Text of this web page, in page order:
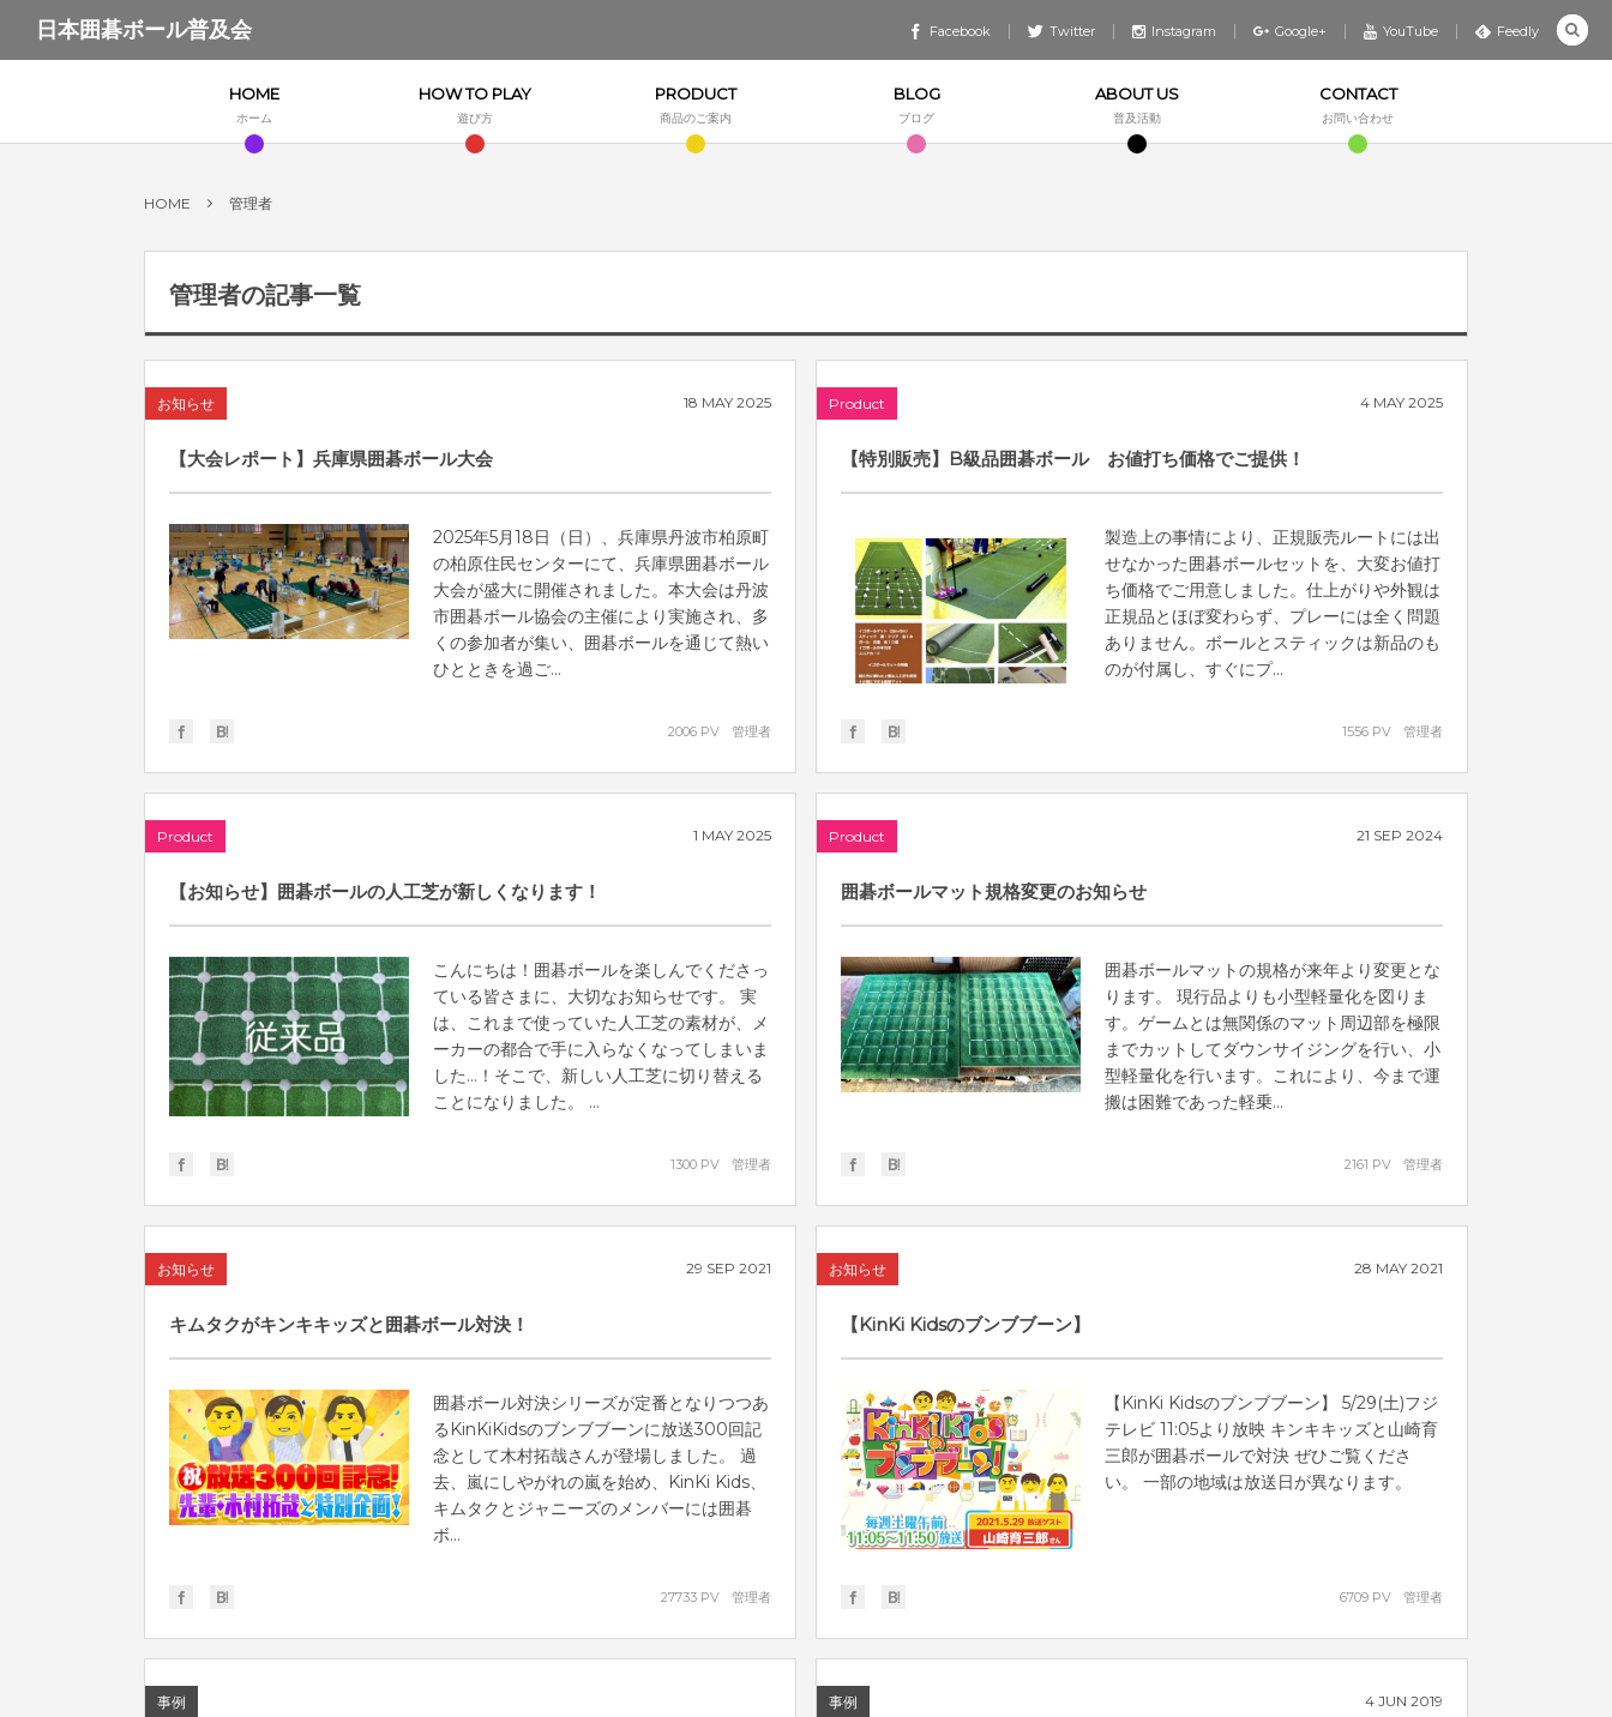
日本囲碁ボール普及会 Facebook Twitter Instagram Google+ YouTube Feedly
HOME
ホーム
HOW TO PLAY
遊び方
PRODUCT
商品のご案内
BLOG
ブログ
ABOUT US
普及活動
CONTACT
お問い合わせ
HOME 管理者
管理者の記事一覧
お知らせ 18 MAY 2025
【大会レポート】兵庫県囲碁ボール大会
2025年5月18日（日）、兵庫県丹波市柏原町
の柏原住民センターにて、兵庫県囲碁ボール
大会が盛大に開催されました。本大会は丹波
市囲碁ボール協会の主催により実施され、多
くの参加者が集い、囲碁ボールを通じて熱い
ひとときを過ご...
管理者
2006 PV
Product 4 MAY 2025
【特別販売】B級品囲碁ボール お値打ち価格でご提供！
製造上の事情により、正規販売ルートには出
せなかった囲碁ボールセットを、大変お値打
ち価格でご用意しました。仕上がりや外観は
正規品とほぼ変わらず、プレーには全く問題
ありません。ボールとスティックは新品のも
のが付属し、すぐにプ...
管理者
1556 PV
Product 1 MAY 2025
【お知らせ】囲碁ボールの人工芝が新しくなります！
こんにちは！囲碁ボールを楽しんでくださっ
ている皆さまに、大切なお知らせです。 実
は、これまで使っていた人工芝の素材が、メ
ーカーの都合で手に入らなくなってしまいま
した…！そこで、新しい人工芝に切り替える
ことになりました。 ...
管理者
1300 PV
Product 21 SEP 2024
囲碁ボールマット規格変更のお知らせ
囲碁ボールマットの規格が来年より変更とな
ります。 現行品よりも小型軽量化を図りま
す。ゲームとは無関係のマット周辺部を極限
までカットしてダウンサイジングを行い、小
型軽量化を行います。これにより、今まで運
搬は困難であった軽乗...
管理者
2161 PV
お知らせ 29 SEP 2021
キムタクがキンキキッズと囲碁ボール対決！
囲碁ボール対決シリーズが定番となりつつあ
るKinKiKidsのブンブブーンに放送300回記
念として木村拓哉さんが登場しました。 過
去、嵐にしやがれの嵐を始め、KinKi Kids、
キムタクとジャニーズのメンバーには囲碁
ボ...
管理者
27733 PV
お知らせ 28 MAY 2021
【KinKi Kidsのブンブブーン】
【KinKi Kidsのブンブブーン】 5/29(土)フジ
テレビ 11:05より放映 キンキキッズと山崎育
三郎が囲碁ボールで対決 ぜひご覧くださ
い。 一部の地域は放送日が異なります。
管理者
6709 PV
事例 事例 4 JUN 2019